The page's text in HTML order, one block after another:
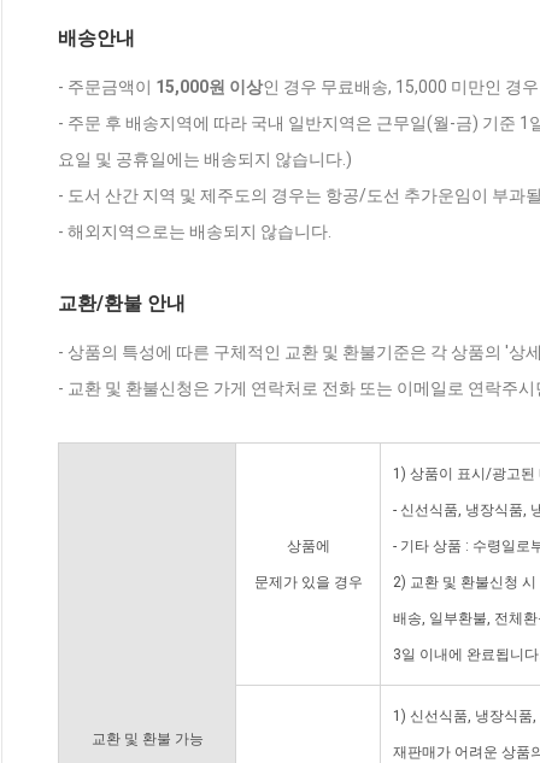
배송안내
- 주문금액이 15,000원 이상인 경우 무료배송, 15,000 미만인 경
- 주문 후 배송지역에 따라 국내 일반지역은 근무일(월-금) 기준
요일 및 공휴일에는 배송되지 않습니다.)
- 도서 산간 지역 및 제주도의 경우는 항공/도선 추가운임이 부과
- 해외지역으로는 배송되지 않습니다.
교환/환불 안내
- 상품의 특성에 따른 구체적인 교환 및 환불기준은 각 상품의 '상
- 교환 및 환불신청은 가게 연락처로 전화 또는 이메일로 연락주
교환 및 환불 가능
상품에
문제가 있을 경우
1) 상품이 표시/광고된
- 신선식품, 냉장식품,
- 기타 상품 : 수령일로
2) 교환 및 환불신청
배송, 일부환불, 전체
3일 이내에 완료됩니
1) 신선식품, 냉장식품
재판매가 어려운 상품